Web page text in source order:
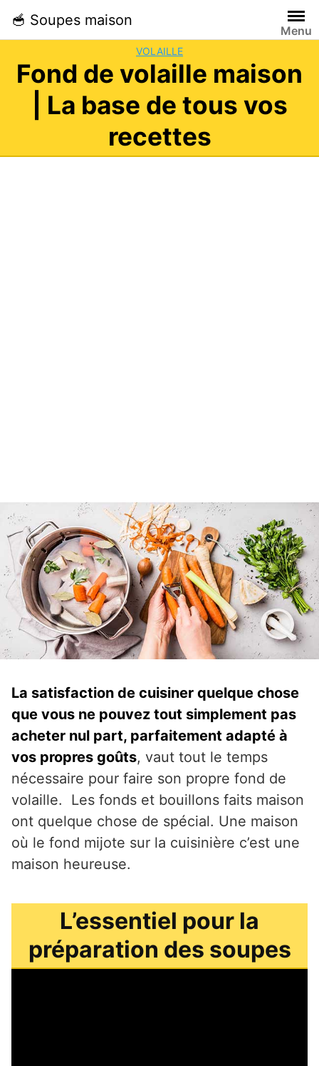
content
🥣 Soupes maison
Menu
VOLAILLE
Fond de volaille maison
| La base de tous vos
recettes
La satisfaction de cuisiner quelque chose
que vous ne pouvez tout simplement pas
acheter nul part, parfaitement adapté à
vos propres goûts, vaut tout le temps
nécessaire pour faire son propre fond de
volaille. Les fonds et bouillons faits maison
ont quelque chose de spécial. Une maison
où le fond mijote sur la cuisinière c’est une
maison heureuse.
L’essentiel pour la
préparation des soupes